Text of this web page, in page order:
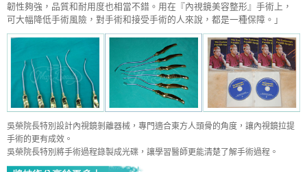
韌性夠強，品質和耐用度也相當不錯。用在『內視鏡美容整形』手術上，
可大幅降低手術風險，對手術和接受手術的人來說，都是一種保障。」
吳榮院長特別設計內視鏡剝離器械，專門適合東方人頭骨的角度，讓內視鏡拉提
手術的更有成效。
吳榮院長特別將手術過程錄製成光碟，讓學習醫師更能清楚了解手術過程。